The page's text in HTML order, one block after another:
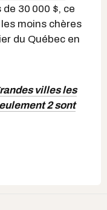
30 000 $, ce
moins chères
du Québec en
villes les
2 sont